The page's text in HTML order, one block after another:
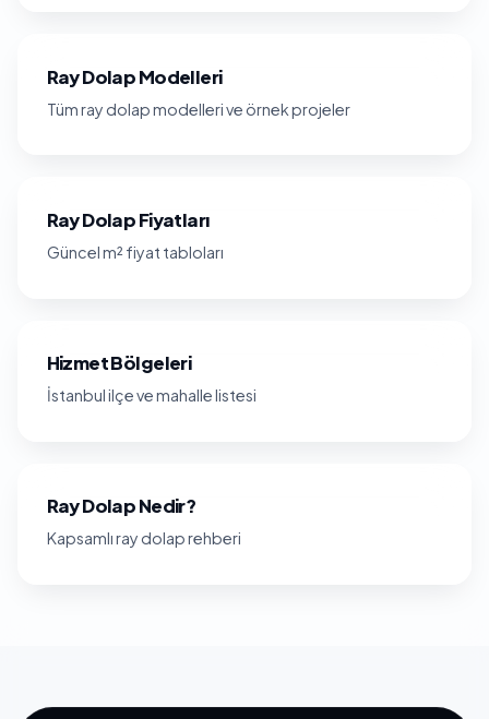
Ray Dolap Modelleri
Tüm ray dolap modelleri ve örnek projeler
Ray Dolap Fiyatları
Güncel m² fiyat tabloları
Hizmet Bölgeleri
İstanbul ilçe ve mahalle listesi
Ray Dolap Nedir?
Kapsamlı ray dolap rehberi